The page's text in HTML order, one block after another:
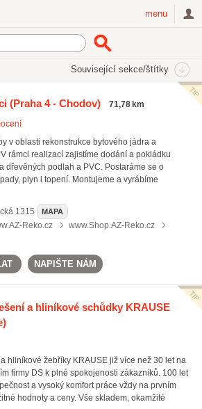
menu
Související sekce/štítky
práce
Všechny související sekce
(Praha 4 - Chodov)
71,78 km
v oblasti rekonstrukce bytového jádra a
rámci realizací zajistíme dodání a pokládku
dřevěných podlah a PVC. Postaráme se o
plyn i topení. Montujeme a vyrábíme
1315 MAPA
Reko.cz
www.Shop.AZ-Reko.cz
NAPIŠTE NÁM
a hliníkové schůdky KRAUSE
hliníkové žebříky KRAUSE již více než 30 let na
firmy DS k plné spokojenosti zákazníků. 100 let
a vysoký komfort práce vždy na prvním
hodnoty a ceny. Vše skladem, okamžité